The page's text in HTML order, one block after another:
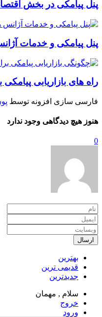
پنل پیامکی در بخش
پنل پیامکی و خدمات
راه های بازاریابی
فارسی سازی افزونه توسط
هنوز هیچ دیدگاهی وجود ندارد
0
ارسال
بهترین
قدیمی ترین
جدیدترین
سلام , مهمان
خروج
ورود